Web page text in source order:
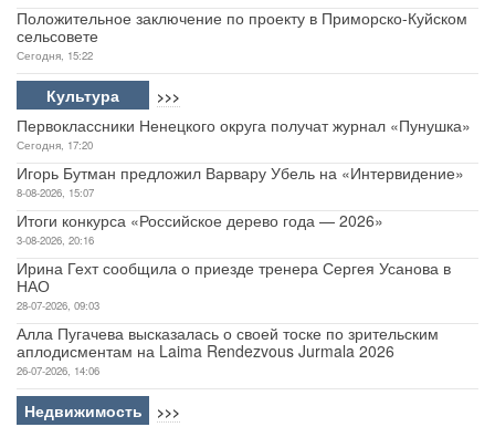
Положительное заключение по проекту в Приморско-Куйском
сельсовете
Сегодня, 15:22
Культура >>>
Первоклассники Ненецкого округа получат журнал «Пунушка»
Сегодня, 17:20
Игорь Бутман предложил Варвару Убель на «Интервидение»
8-08-2026, 15:07
Итоги конкурса «Российское дерево года — 2026»
3-08-2026, 20:16
Ирина Гехт сообщила о приезде тренера Сергея Усанова в
НАО
28-07-2026, 09:03
Алла Пугачева высказалась о своей тоске по зрительским
аплодисментам на Laima Rendezvous Jurmala 2026
26-07-2026, 14:06
Недвижимость >>>